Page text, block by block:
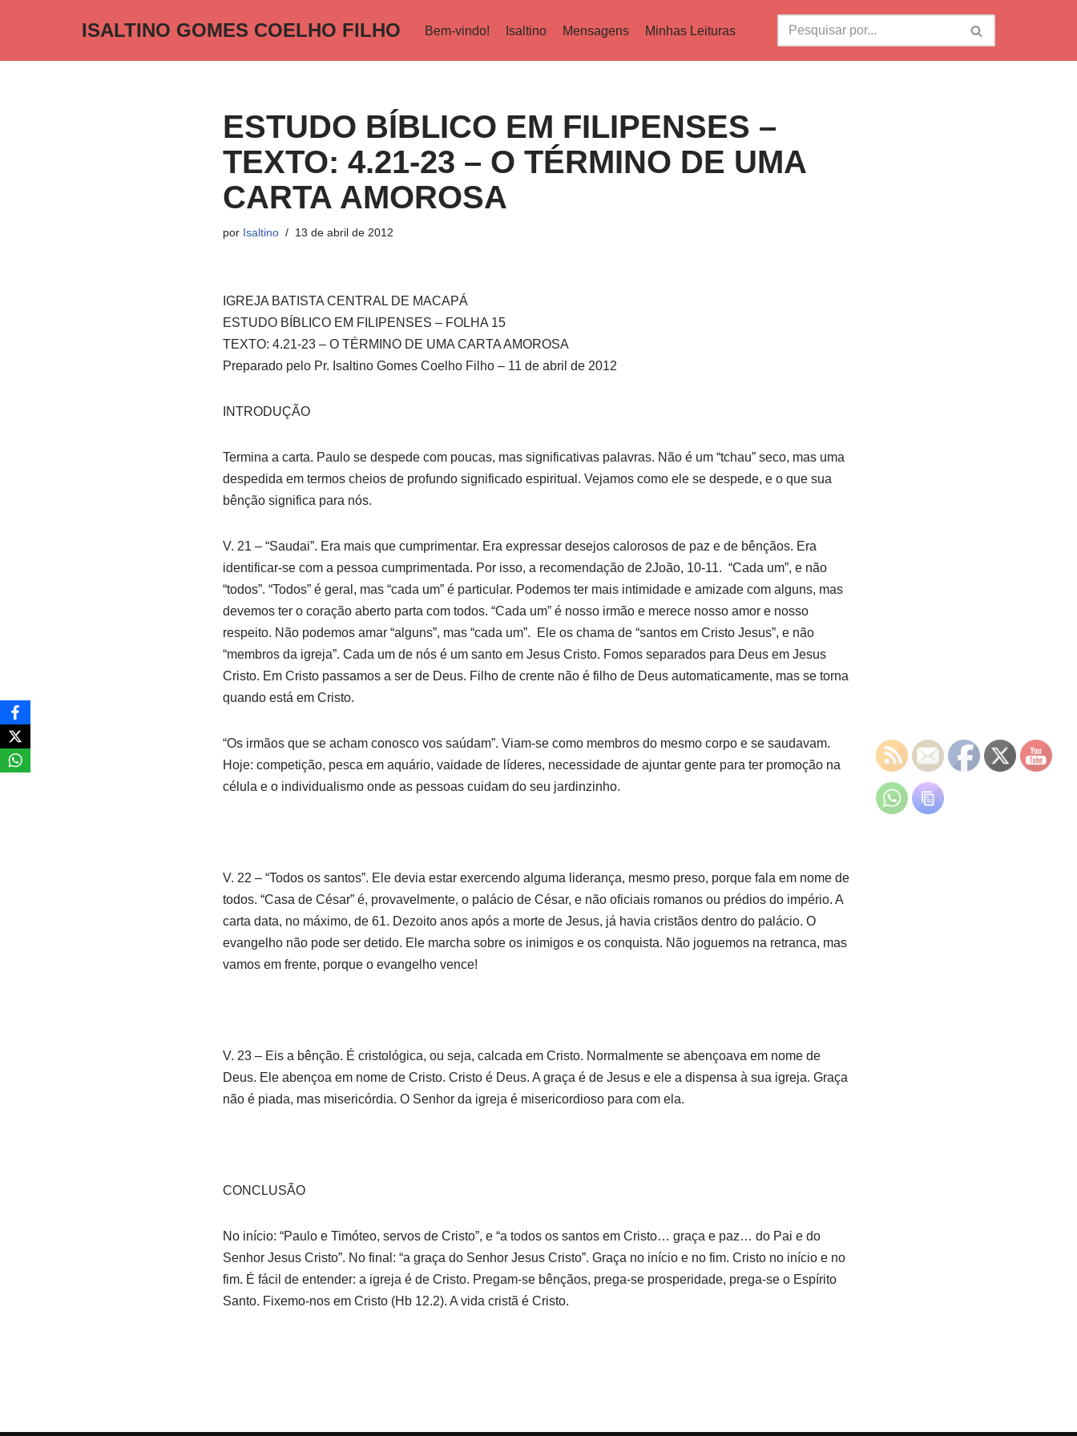
ISALTINO GOMES COELHO FILHO Bem-vindo! Isaltino Mensagens Minhas Leituras
ESTUDO BÍBLICO EM FILIPENSES –
TEXTO: 4.21-23 – O TÉRMINO DE UMA
CARTA AMOROSA
por Isaltino 13 de abril de 2012
IGREJA BATISTA CENTRAL DE MACAPÁ
ESTUDO BÍBLICO EM FILIPENSES – FOLHA 15
TEXTO: 4.21-23 – O TÉRMINO DE UMA CARTA AMOROSA
Preparado pelo Pr. Isaltino Gomes Coelho Filho – 11 de abril de 2012
INTRODUÇÃO
Termina a carta. Paulo se despede com poucas, mas significativas palavras. Não é um “tchau” seco, mas uma
despedida em termos cheios de profundo significado espiritual. Vejamos como ele se despede, e o que sua
bênção significa para nós.
V. 21 – “Saudai”. Era mais que cumprimentar. Era expressar desejos calorosos de paz e de bênçãos. Era
identificar-se com a pessoa cumprimentada. Por isso, a recomendação de 2João, 10-11. “Cada um”, e não
“todos”. “Todos” é geral, mas “cada um” é particular. Podemos ter mais intimidade e amizade com alguns, mas
devemos ter o coração aberto parta com todos. “Cada um” é nosso irmão e merece nosso amor e nosso
respeito. Não podemos amar “alguns”, mas “cada um”. Ele os chama de “santos em Cristo Jesus”, e não
“membros da igreja”. Cada um de nós é um santo em Jesus Cristo. Fomos separados para Deus em Jesus
Cristo. Em Cristo passamos a ser de Deus. Filho de crente não é filho de Deus automaticamente, mas se torna
quando está em Cristo.
“Os irmãos que se acham conosco vos saúdam”. Viam-se como membros do mesmo corpo e se saudavam.
Hoje: competição, pesca em aquário, vaidade de líderes, necessidade de ajuntar gente para ter promoção na
célula e o individualismo onde as pessoas cuidam do seu jardinzinho.
V. 22 – “Todos os santos”. Ele devia estar exercendo alguma liderança, mesmo preso, porque fala em nome de
todos. “Casa de César” é, provavelmente, o palácio de César, e não oficiais romanos ou prédios do império. A
carta data, no máximo, de 61. Dezoito anos após a morte de Jesus, já havia cristãos dentro do palácio. O
evangelho não pode ser detido. Ele marcha sobre os inimigos e os conquista. Não joguemos na retranca, mas
vamos em frente, porque o evangelho vence!
V. 23 – Eis a bênção. É cristológica, ou seja, calcada em Cristo. Normalmente se abençoava em nome de
Deus. Ele abençoa em nome de Cristo. Cristo é Deus. A graça é de Jesus e ele a dispensa à sua igreja. Graça
não é piada, mas misericórdia. O Senhor da igreja é misericordioso para com ela.
CONCLUSÃO
No início: “Paulo e Timóteo, servos de Cristo”, e “a todos os santos em Cristo… graça e paz… do Pai e do
Senhor Jesus Cristo”. No final: “a graça do Senhor Jesus Cristo”. Graça no início e no fim. Cristo no início e no
fim. É fácil de entender: a igreja é de Cristo. Pregam-se bênçãos, prega-se prosperidade, prega-se o Espírito
Santo. Fixemo-nos em Cristo (Hb 12.2). A vida cristã é Cristo.